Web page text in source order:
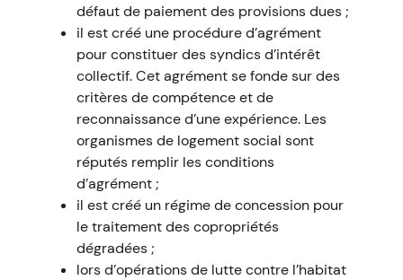
défaut de paiement des provisions dues ;
il est créé une procédure d’agrément
pour constituer des syndics d’intérêt
collectif. Cet agrément se fonde sur des
critères de compétence et de
reconnaissance d’une expérience. Les
organismes de logement social sont
réputés remplir les conditions
d’agrément ;
il est créé un régime de concession pour
le traitement des copropriétés
dégradées ;
lors d’opérations de lutte contre l’habitat